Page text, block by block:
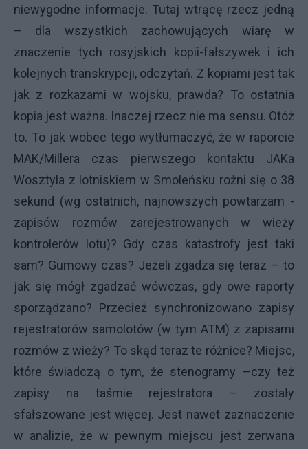
niewygodne informacje. Tutaj wtrącę rzecz jedną
– dla wszystkich zachowujących wiarę w
znaczenie tych rosyjskich kopii-fałszywek i ich
kolejnych transkrypcji, odczytań. Z kopiami jest tak
jak z rozkazami w wojsku, prawda? To ostatnia
kopia jest ważna. Inaczej rzecz nie ma sensu. Otóż
to. To jak wobec tego wytłumaczyć, że w raporcie
MAK/Millera czas pierwszego kontaktu JAKa
Wosztyla z lotniskiem w Smoleńsku rożni się o 38
sekund (wg ostatnich, najnowszych powtarzam -
zapisów rozmów zarejestrowanych w wieży
kontrolerów lotu)? Gdy czas katastrofy jest taki
sam? Gumowy czas? Jeżeli zgadza się teraz – to
jak się mógł zgadzać wówczas, gdy owe raporty
sporządzano? Przecież synchronizowano zapisy
rejestratorów samolotów (w tym ATM) z zapisami
rozmów z wieży? To skąd teraz te różnice? Miejsc,
które świadczą o tym, że stenogramy –czy też
zapisy na taśmie rejestratora – zostały
sfałszowane jest więcej. Jest nawet zaznaczenie
w analizie, że w pewnym miejscu jest zerwana